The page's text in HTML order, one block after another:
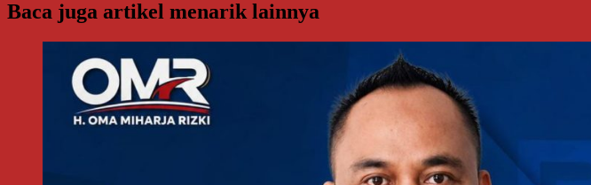
Baca juga artikel menarik lainnya